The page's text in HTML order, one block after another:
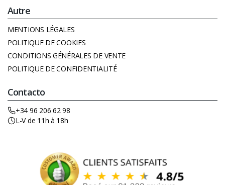
Autre
MENTIONS LÉGALES
POLITIQUE DE COOKIES
CONDITIONS GÉNÉRALES DE VENTE
POLITIQUE DE CONFIDENTIALITÉ
Contacto
+34 96 206 62 98
L-V de 11h à 18h